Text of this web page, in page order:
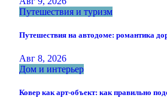
Путешествия и туризм
Путешествия на автодоме: романтика
Авг 8, 2026
Дом и интерьер
Ковер как арт-объект: как правильно